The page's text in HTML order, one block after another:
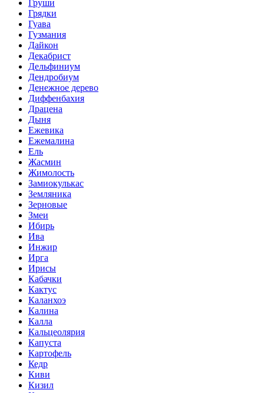
Груши
Грядки
Гуава
Гузмания
Дайкон
Декабрист
Дельфиниум
Дендробиум
Денежное дерево
Диффенбахия
Драцена
Дыня
Ежевика
Ежемалина
Ель
Жасмин
Жимолость
Замиокулькас
Земляника
Зерновые
Змеи
Ибирь
Ива
Инжир
Ирга
Ирисы
Кабачки
Кактус
Каланхоэ
Калина
Калла
Кальцеолярия
Капуста
Картофель
Кедр
Киви
Кизил